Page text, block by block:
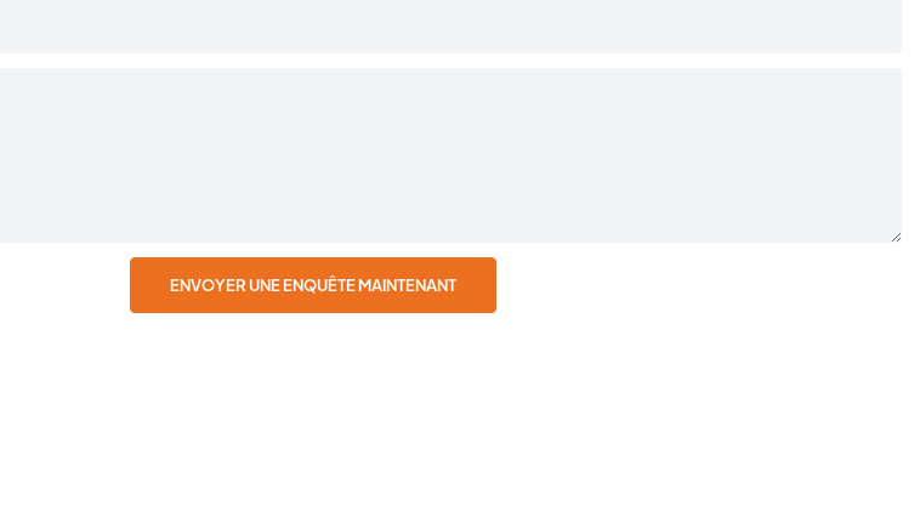
ENVOYER UNE ENQUÊTE MAINTENANT